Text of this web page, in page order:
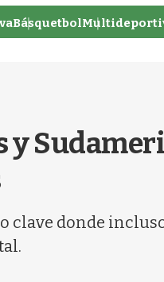
Básquetbol
y
clave donde